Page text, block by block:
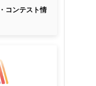
コンテスト情